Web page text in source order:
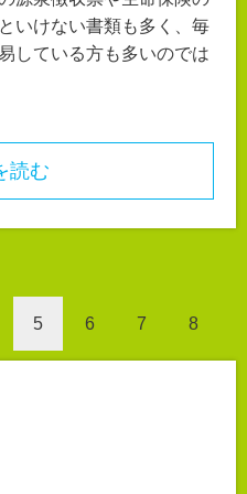
いけない書類も多く、毎
している方も多いのでは
読む
5 6 7 8